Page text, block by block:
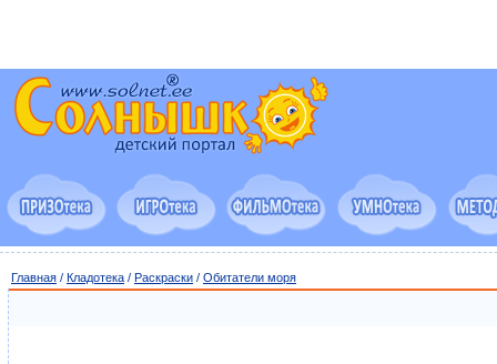
Главная / Кладотека / Раскраски / Обитатели моря